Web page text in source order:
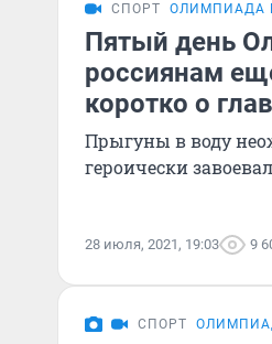
СПОРТ ОЛИМПИАДА
Пятый день
россиянам
коротко о
Прыгуны в воду
героически
28 июля, 2021, 19:03 9
СПОРТ